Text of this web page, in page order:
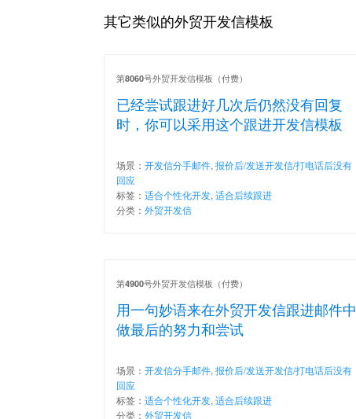
其它类似的外贸开发信模板
已经尝试跟进好几次后仍然没有回复
时，你可以采用这个跟进开发信模板
第8060号外贸开发信模板（付费）
场景： 开发信分手邮件, 报价后/发送开发信/打电话后没有
回应
标签： 适合个性化开发, 适合后续跟进
分类： 外贸开发信
用一句妙语来在外贸开发信跟进邮件中
做最后的努力和尝试
第4900号外贸开发信模板（付费）
场景： 开发信分手邮件, 报价后/发送开发信/打电话后没有
回应
标签： 适合个性化开发, 适合后续跟进
分类： 外贸开发信